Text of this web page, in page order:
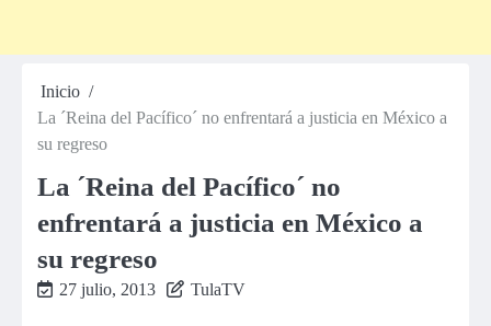
Inicio
La ´Reina del Pacífico´ no enfrentará a justicia en México a
su regreso
La ´Reina del Pacífico´ no
enfrentará a justicia en México a
su regreso
27 julio, 2013 TulaTV